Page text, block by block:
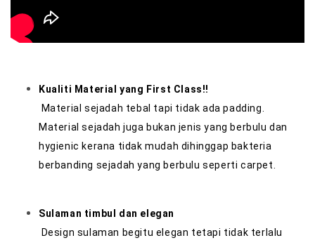
Kualiti Material yang First Class!!
Material sejadah tebal tapi tidak ada padding.
Material sejadah juga bukan jenis yang berbulu dan
hygienic kerana tidak mudah dihinggap bakteria
berbanding sejadah yang berbulu seperti carpet.
Sulaman timbul dan elegan
Design sulaman begitu elegan tetapi tidak terlalu